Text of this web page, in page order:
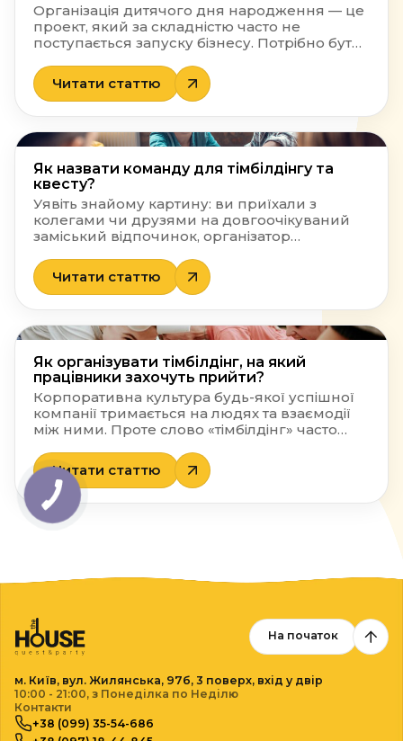
Організація дитячого дня народження — це
проект, який за складністю часто не
поступається запуску бізнесу. Потрібно бути
декоратором і фуд-критиком. Батьки часто
запитують: як організувати дитяче день
народження, щоб не виснажитися ще до
криється в детальному плануванні. Ми
стане вашою дорожньою картою. […]
Читати статтю
Як назвати команду для тімбілдінгу та
квесту?
Уявіть знайому картину: ви приїхали з
колегами чи друзями на довгоочікуваний
заміський відпочинок, організатор
маркерні дошки, планшети і з посмішкою
каже: «А тепер у вас є рівно дві хвилини, щоб
вирішити, як назвати команду». Настає
всі нейрони, і єдине, що спадає на думку —
Читати статтю
Як організувати тімбілдінг, на який
працівники захочуть прийти?
Корпоративна культура будь-якої успішної
компанії тримається на людях та взаємодії
між ними. Проте слово «тімбілдінг» часто
легке тремтіння та бажання раптово піти на
лікарняний. Чому так відбувається? Головна
причина полягає в тому, що класичний
корпоратив тимбилдинг у багатьох
організаціях досі асоціюється з
Читати статтю
На початок
м. Київ, вул. Жилянська, 97б, 3 поверх, вхід у двір
10:00 - 21:00, з Понеділка по Неділю
Контакти
+38 (099) 35-54-686